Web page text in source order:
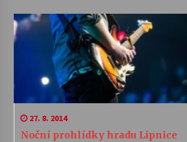
27. 8. 2014
Noční prohlídky hradu Lipnice